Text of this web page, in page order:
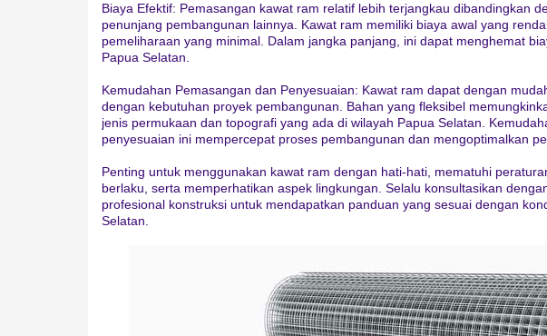
Biaya Efektif: Pemasangan kawat ram relatif lebih terjangkau dibandingkan
penunjang pembangunan lainnya. Kawat ram memiliki biaya awal yang
pemeliharaan yang minimal. Dalam jangka panjang, ini dapat menghemat
Papua Selatan.
Kemudahan Pemasangan dan Penyesuaian: Kawat ram dapat dengan
dengan kebutuhan proyek pembangunan. Bahan yang fleksibel
jenis permukaan dan topografi yang ada di wilayah Papua Selatan.
penyesuaian ini mempercepat proses pembangunan dan mengoptimalkan
Penting untuk menggunakan kawat ram dengan hati-hati, mematuhi
berlaku, serta memperhatikan aspek lingkungan. Selalu konsultasikan
profesional konstruksi untuk mendapatkan panduan yang sesuai dengan
Selatan.